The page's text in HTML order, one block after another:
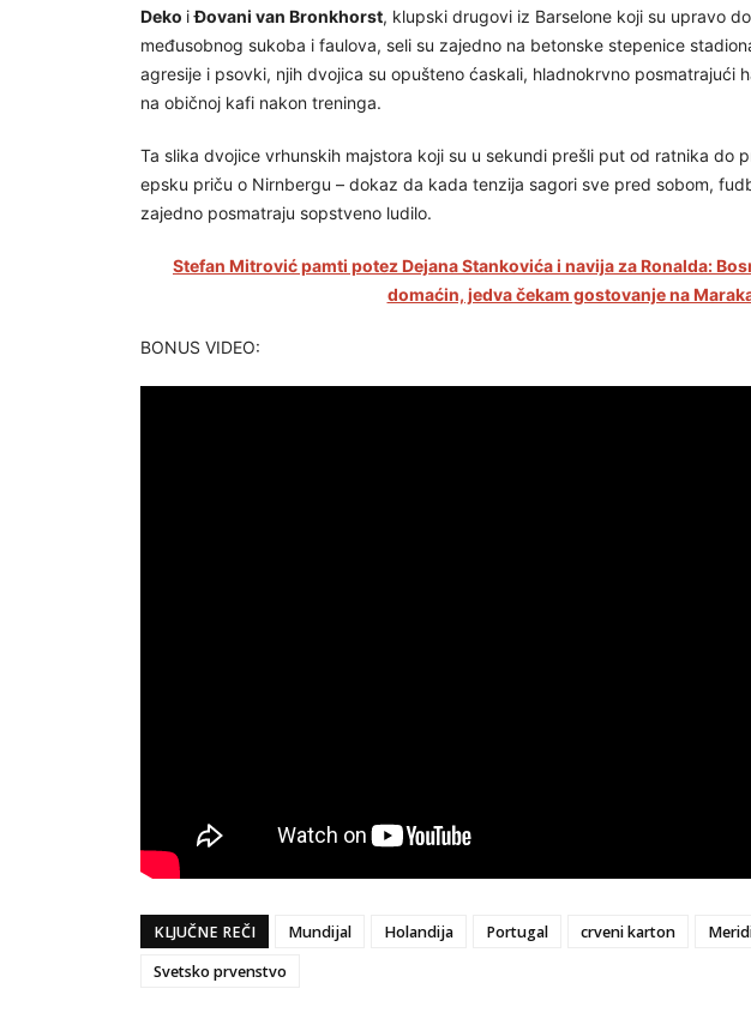
Deko iĐovani van Bronkhorst, klupski drugovi iz Barselone koji su upravo
međusobnog sukoba i faulova, seli su zajedno na betonske stepenice
agresije i psovki, njih dvojica su opušteno ćaskali, hladnokrvno posmatrajući
na običnoj kafi nakon treninga.
Ta slika dvojice vrhunskih majstora koji su u sekundi prešli put od ratnika do
epsku priču o Nirnbergu – dokaz da kada tenzija sagori sve pred sobom,
zajedno posmatraju sopstveno ludilo.
Stefan Mitrović pamti potez Dejana Stankovića i navija za Ronalda:
domaćin, jedva čekam gostovanje na
BONUS VIDEO:
KLJUČNE REČI Mundijal Holandija Portugal crveni karton
Svetsko prvenstvo